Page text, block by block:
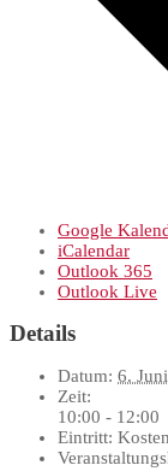
Google
iCalendar
Outlook 365
Outlook Live
Details
Datum: 6. Juni
Zeit:
10:00 - 12:00
Eintritt: